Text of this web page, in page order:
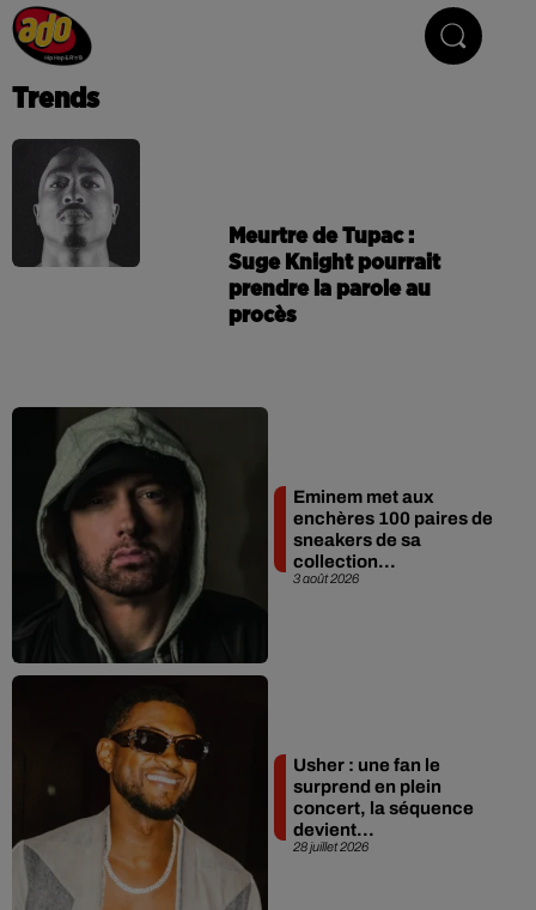
Trends
Meurtre de Tupac :
Suge Knight pourrait
prendre la parole au
procès
3 août 2026
Eminem met aux
enchères 100 paires de
sneakers de sa
collection...
28 juillet 2026
Usher : une fan le
surprend en plein
concert, la séquence
devient...